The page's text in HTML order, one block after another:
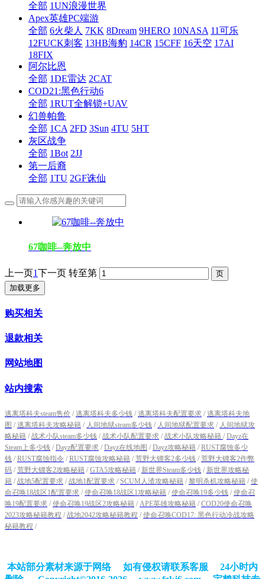
全部 1UN浪漫世界
Apex英雄PC端游
全部 6火柴人 7KK 8Dream 9HERO 10NASA 11可乐
12FUCK刺客 13HB海豹 14CR 15CFF 16天空 17AI
18FIX
阿尔比恩
全部 1DE雷达 2CAT
COD21:黑色行动6
全部 1RUT全解锁+UAV
幻兽帕鲁
全部 1CA 2FD 3Sun 4TU 5HT
灰区战争
全部 1Bot 2JJ
第一后裔
全部 1TU 2GF诛仙
67咖啡--奔放中
上一页1下一页 转至第
加载更多
购买相关
退款相关
网站地图
站内搜索
逃离塔科夫steam售价 / 逃离塔科夫多少钱 / 逃离塔科夫配置要求 / 逃离塔科夫地
图 / 逃离塔科夫攻略秘籍 / 人间地狱steam多少钱 / 人间地狱配置要求 / 人间地狱攻
略秘籍 / 战术小队steam多少钱 / 战术小队配置要求 / 战术小队攻略秘籍 / Dayz在
Steam上多少钱 / Dayz配置要求 / Dayz在线地图 / Dayz攻略秘籍 / RUST腐蚀多少
钱 / RUST腐蚀指令 / RUST腐蚀攻略秘籍 / 荒野大镖客2多少钱 / 荒野大镖客2作弊
码 / 荒野大镖客2攻略秘籍 / GTA5攻略秘籍 / 新世界Steam多少钱 / 新世界攻略秘
籍 / 战地5配置要求 / 战地1配置要求 / SCUM人渣攻略秘籍 / 黎明杀机攻略秘籍 / 使
命召唤18战区1配置要求 / 使命召唤18战区1攻略秘籍 / 使命召唤19多少钱 / 使命召
唤19配置要求 / 使命召唤19战区2攻略秘籍 / APE英雄攻略秘籍 / COD20使命召唤
2023攻略秘籍教程 / 战地2042攻略秘籍教程 / 使命召唤COD17: 黑色行动冷战攻略
秘籍教程 /
本站部分素材来源于网络 如有侵权请联系客服 24小时内